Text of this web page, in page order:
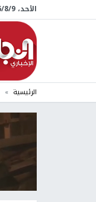
الأحد، 9/‏8/‏2026 10:02:53 صباحاً
الرئيسية